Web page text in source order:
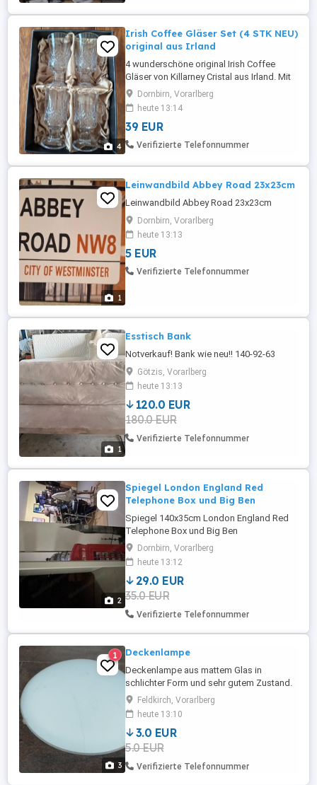
4
Irish Coffee Gläser Set (4 STK NEU)
original aus Irland
4 wunderschöne original Irish Coffee
Gläser von Killarney Cristal aus Irland. Mit
schönem eingeschliffenem Muster. Die
Gläser sind neu ungebraucht. Maße 15cm
hoch Durchmesser oben 7cm
Dornbirn, Vorarlberg
heute 13:14
39 EUR
Verifizierte Telefonnummer
1
Leinwandbild Abbey Road 23x23cm
Leinwandbild Abbey Road 23x23cm
Dornbirn, Vorarlberg
heute 13:13
5 EUR
Verifizierte Telefonnummer
1
Esstisch Bank
Notverkauf! Bank wie neu!! 140-92-63
Götzis, Vorarlberg
heute 13:13
120.0 EUR
180.0 EUR
Verifizierte Telefonnummer
2
Spiegel London England Red
Telephone Box und Big Ben
Spiegel 140x35cm London England Red
Telephone Box und Big Ben
Dornbirn, Vorarlberg
heute 13:12
29.0 EUR
35.0 EUR
Verifizierte Telefonnummer
3
1 Deckenlampe
Deckenlampe aus mattem Glas in
schlichter Form und sehr gutem Zustand.
Durchmesser ca. 30 cm und Einbau Höhe
ca. 8 cm
Feldkirch, Vorarlberg
heute 13:10
3.0 EUR
5.0 EUR
Verifizierte Telefonnummer